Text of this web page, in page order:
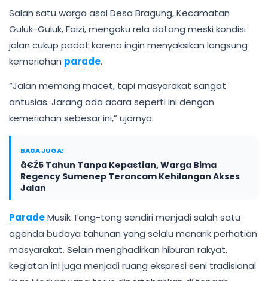
Salah satu warga asal Desa Bragung, Kecamatan
Guluk-Guluk, Faizi, mengaku rela datang meski kondisi
jalan cukup padat karena ingin menyaksikan langsung
kemeriahan parade.
“Jalan memang macet, tapi masyarakat sangat
antusias. Jarang ada acara seperti ini dengan
kemeriahan sebesar ini,” ujarnya.
BACA JUGA:
â€Ž5 Tahun Tanpa Kepastian, Warga Bima
Regency Sumenep Terancam Kehilangan Akses
Jalan
ParadeMusik Tong-tong sendiri menjadi salah satu
agenda budaya tahunan yang selalu menarik perhatian
masyarakat. Selain menghadirkan hiburan rakyat,
kegiatan ini juga menjadi ruang ekspresi seni tradisional